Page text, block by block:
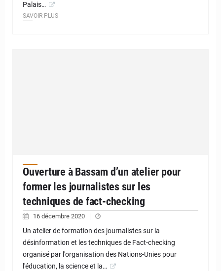
Palais…
SAVOIR PLUS
Ouverture à Bassam d’un atelier pour
former les journalistes sur les
techniques de fact-checking
16 décembre 2020
Un atelier de formation des journalistes sur la
désinformation et les techniques de Fact-checking
organisé par l'organisation des Nations-Unies pour
l'éducation, la science et la…